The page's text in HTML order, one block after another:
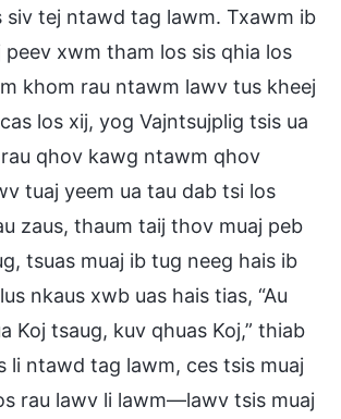
siv tej ntawd tag lawm. Txawm ib
peev xwm tham los sis qhia los
khom rau ntawm lawv tus kheej
los xij, yog Vajntsujplig tsis ua
qhov kawg ntawm qhov
tuaj yeem ua tau dab tsi los
zaus, thaum taij thov muaj peb
tsuas muaj ib tug neeg hais ib
nkaus xwb uas hais tias, “Au
Koj tsaug, kuv qhuas Koj,” thiab
li ntawd tag lawm, ces tsis muaj
rau lawv li lawm—lawv tsis muaj